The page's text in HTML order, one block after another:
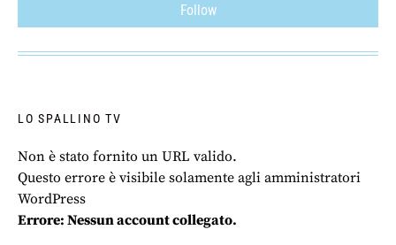
Follow
LO SPALLINO TV
Non è stato fornito un URL valido.
Questo errore è visibile solamente agli amministratori
WordPress
Errore: Nessun account collegato.